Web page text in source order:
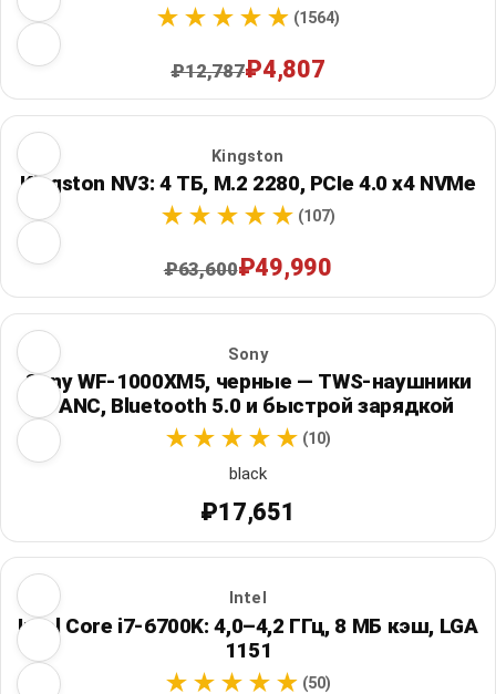
(1564)
₽12,787₽4,807
Kingston
Kingston NV3: 4 ТБ, M.2 2280, PCIe 4.0 x4 NVMe
(107)
₽63,600₽49,990
Sony
Sony WF-1000XM5, черные — TWS-наушники
с ANC, Bluetooth 5.0 и быстрой зарядкой
(10)
black
₽17,651
Intel
Intel Core i7-6700K: 4,0–4,2 ГГц, 8 МБ кэш, LGA
1151
(50)